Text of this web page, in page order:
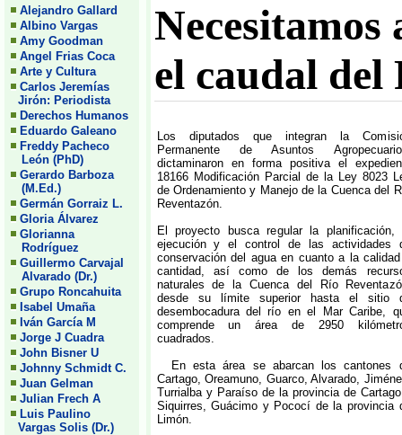
Alejandro Gallard
Albino Vargas
Amy Goodman
Angel Frias Coca
Arte y Cultura
Carlos Jeremías
Jirón: Periodista
Derechos Humanos
Eduardo Galeano
Freddy Pacheco
León (PhD)
Gerardo Barboza
(M.Ed.)
Germán Gorraiz L.
Gloria Álvarez
Glorianna
Rodríguez
Guillermo Carvajal
Alvarado (Dr.)
Grupo Roncahuita
Isabel Umaña
Iván García M
Jorge J Cuadra
John Bisner U
Johnny Schmidt C.
Juan Gelman
Julian Frech A
Luis Paulino
Vargas Solis (Dr.)
Necesitamos
el caudal del
Los diputados que integran la
Permanente de Asuntos
dictaminaron en forma positiva el
18166 Modificación Parcial de la Ley 8023
de Ordenamiento y Manejo de la Cuenca del
Reventazón.
El proyecto busca regular la planificación,
ejecución y el control de las actividades
conservación del agua en cuanto a la
cantidad, así como de los demás
naturales de la Cuenca del Río
desde su límite superior hasta el sitio
desembocadura del río en el Mar Caribe,
comprende un área de 2950
cuadrados.
En esta área se abarcan los cantones
Cartago, Oreamuno, Guarco, Alvarado,
Turrialba y Paraíso de la provincia de
Siquirres, Guácimo y Pococí de la provincia
Limón.